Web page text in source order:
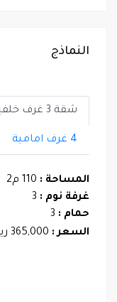
النماذج
شقة 3 غرف خلفية
4 غرف امامية
المساحة : 110 م2
غرفة نوم : 3
حمام : 3
السعر : 365,000 ريال سعودي